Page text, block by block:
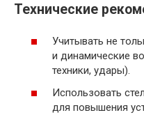
Технические
Учитывать не
и динамические
техники, удары).
Использовать
для повышения